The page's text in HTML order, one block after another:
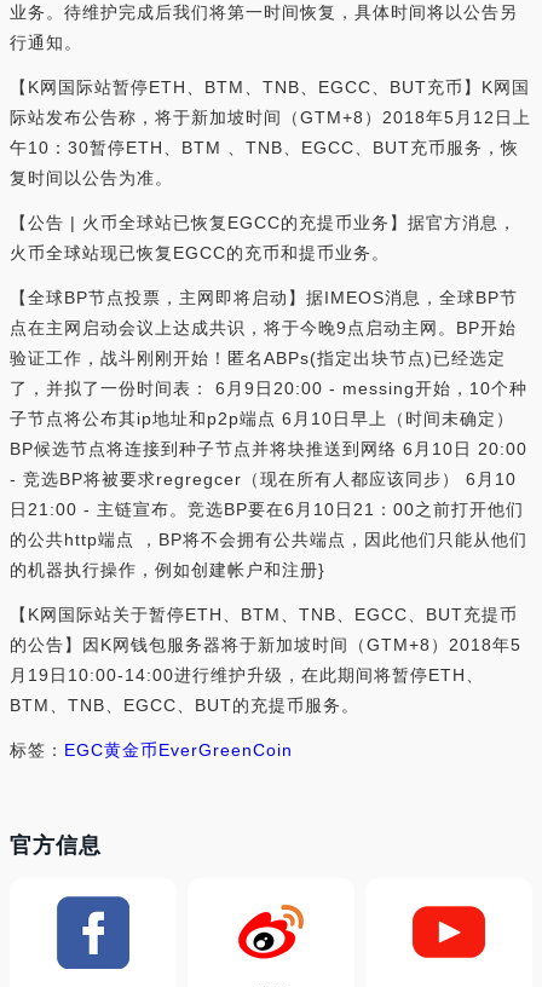
业务。待维护完成后我们将第一时间恢复，具体时间将以公告另
行通知。
【K网国际站暂停ETH、BTM、TNB、EGCC、BUT充币】K网国
际站发布公告称，将于新加坡时间（GTM+8）2018年5月12日上
午10：30暂停ETH、BTM 、TNB、EGCC、BUT充币服务，恢
复时间以公告为准。
【公告 | 火币全球站已恢复EGCC的充提币业务】据官方消息，
火币全球站现已恢复EGCC的充币和提币业务。
【全球BP节点投票，主网即将启动】据IMEOS消息，全球BP节
点在主网启动会议上达成共识，将于今晚9点启动主网。BP开始
验证工作，战斗刚刚开始！匿名ABPs(指定出块节点)已经选定
了，并拟了一份时间表： 6月9日20:00 - messing开始，10个种
子节点将公布其ip地址和p2p端点 6月10日早上（时间未确定）
BP候选节点将连接到种子节点并将块推送到网络 6月10日 20:00
- 竞选BP将被要求regregcer（现在所有人都应该同步） 6月10
日21:00 - 主链宣布。竞选BP要在6月10日21：00之前打开他们
的公共http端点 ，BP将不会拥有公共端点，因此他们只能从他们
的机器执行操作，例如创建帐户和注册}
【K网国际站关于暂停ETH、BTM、TNB、EGCC、BUT充提币
的公告】因K网钱包服务器将于新加坡时间（GTM+8）2018年5
月19日10:00-14:00进行维护升级，在此期间将暂停ETH、
BTM、TNB、EGCC、BUT的充提币服务。
标签： EGC黄金币EverGreenCoin
官方信息